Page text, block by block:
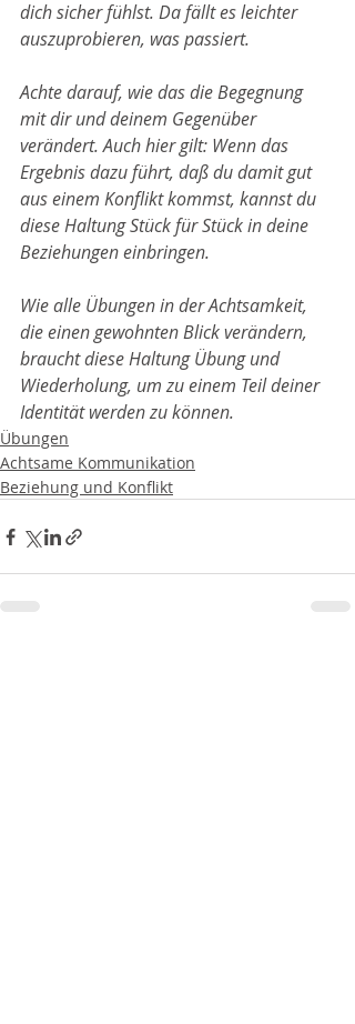
dich sicher fühlst. Da fällt es leichter
auszuprobieren, was passiert.
Achte darauf, wie das die Begegnung
mit dir und deinem Gegenüber
verändert. Auch hier gilt: Wenn das
Ergebnis dazu führt, daß du damit gut
aus einem Konflikt kommst, kannst du
diese Haltung Stück für Stück in deine
Beziehungen einbringen.
Wie alle Übungen in der Achtsamkeit,
die einen gewohnten Blick verändern,
braucht diese Haltung Übung und
Wiederholung, um zu einem Teil deiner
Identität werden zu können.
Übungen
Achtsame Kommunikation
Beziehung und Konflikt